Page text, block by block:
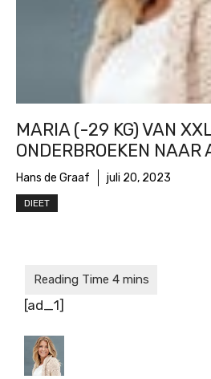
MARIA (-29 KG) VAN
ONDERBROEKEN NAAR
Hans de Graaf juli 20, 2023
DIEET
[ad_1]